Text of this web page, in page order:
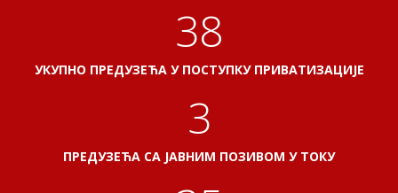
41
УКУПНО ПРЕДУЗЕЋА У ПОСТУПКУ ПРИВАТИЗАЦИЈЕ
3
ПРЕДУЗЕЋА СА ЈАВНИМ ПОЗИВОМ У ТОКУ